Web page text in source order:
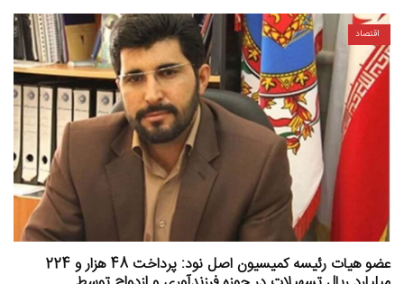
اقتصاد
عضو هیات رئیسه کمیسیون اصل نود: پرداخت 48 هزار و 224